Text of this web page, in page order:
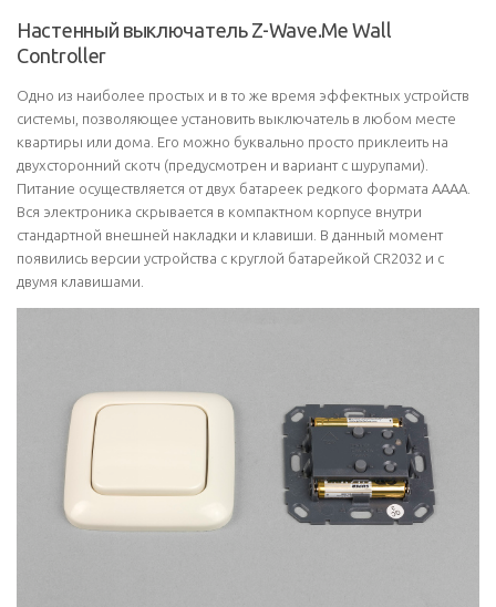
Настенный выключатель Z-Wave.Me Wall
Controller
Одно из наиболее простых и в то же время эффектных устройств
системы, позволяющее установить выключатель в любом месте
квартиры или дома. Его можно буквально просто приклеить на
двухсторонний скотч (предусмотрен и вариант с шурупами).
Питание осуществляется от двух батареек редкого формата AAAA.
Вся электроника скрывается в компактном корпусе внутри
стандартной внешней накладки и клавиши. В данный момент
появились версии устройства с круглой батарейкой CR2032 и с
двумя клавишами.